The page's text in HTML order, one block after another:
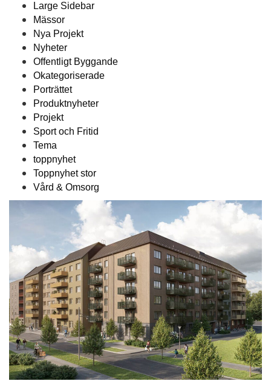
Large Sidebar
Mässor
Nya Projekt
Nyheter
Offentligt Byggande
Okategoriserade
Porträttet
Produktnyheter
Projekt
Sport och Fritid
Tema
toppnyhet
Toppnyhet stor
Vård & Omsorg